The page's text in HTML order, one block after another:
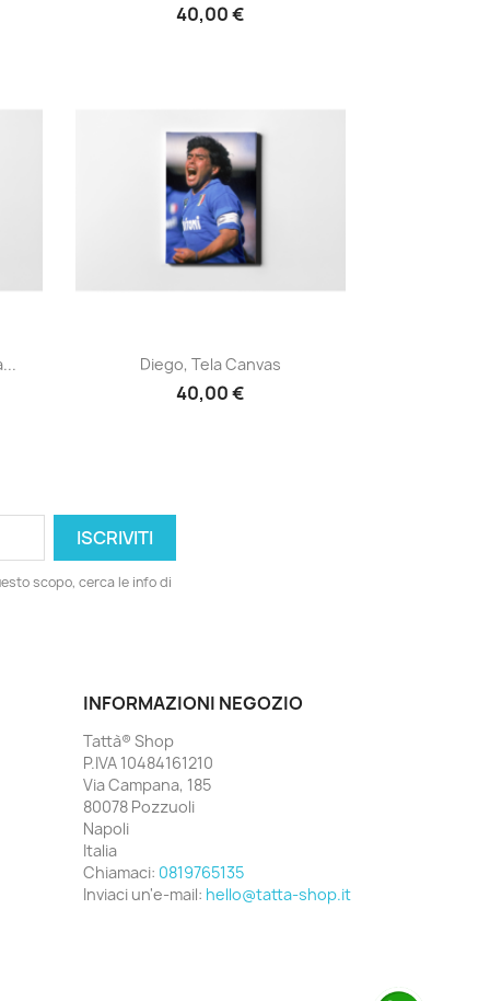
40,00 €
Anteprima
Diego, Tela Canvas
40,00 €
scopo, cerca le info di
INFORMAZIONI NEGOZIO
Tattà® Shop
P.IVA 10484161210
Via Campana, 185
80078 Pozzuoli
Napoli
Italia
Chiamaci: 0819765135
Inviaci un'e-mail: hello@tatta-shop.it